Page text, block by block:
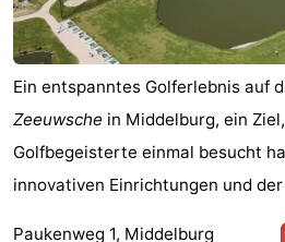
Ein entspanntes Golferlebnis auf
Zeeuwsche in Middelburg, ein
Golfbegeisterte einmal besucht
innovativen Einrichtungen und der
Paukenweg 1, Middelburg